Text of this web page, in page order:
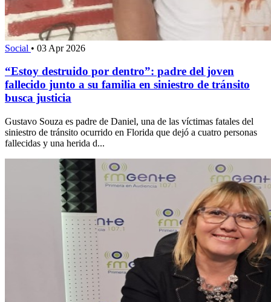
Social • 03 Apr 2026
“Estoy destruido por dentro”: padre del joven
fallecido junto a su familia en siniestro de tránsito
busca justicia
Gustavo Souza es padre de Daniel, una de las víctimas fatales del
siniestro de tránsito ocurrido en Florida que dejó a cuatro personas
fallecidas y una herida d...